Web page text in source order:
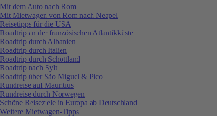
Mit dem Auto nach Rom
Mit Mietwagen von Rom nach Neapel
Reisetipps für die USA
Roadtrip an der französischen Atlantikküste
Roadtrip durch Albanien
Roadtrip durch Italien
Roadtrip durch Schottland
Roadtrip nach Sylt
Roadtrip über São Miguel & Pico
Rundreise auf Mauritius
Rundreise durch Norwegen
Schöne Reiseziele in Europa ab Deutschland
Weitere Mietwagen-Tipps